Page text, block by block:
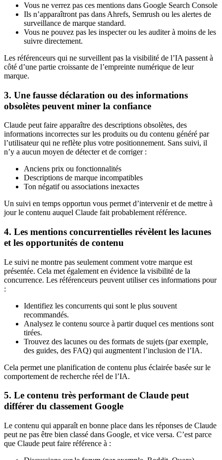
Vous ne verrez pas ces mentions dans Google Search Console
Ils n’apparaîtront pas dans Ahrefs, Semrush ou les alertes de
surveillance de marque standard.
Vous ne pouvez pas les inspecter ou les auditer à moins de les
suivre directement.
Les référenceurs qui ne surveillent pas la visibilité de l’IA passent à
côté d’une partie croissante de l’empreinte numérique de leur
marque.
3. Une fausse déclaration ou des informations
obsolètes peuvent miner la confiance
Claude peut faire apparaître des descriptions obsolètes, des
informations incorrectes sur les produits ou du contenu généré par
l’utilisateur qui ne reflète plus votre positionnement. Sans suivi, il
n’y a aucun moyen de détecter et de corriger :
Anciens prix ou fonctionnalités
Descriptions de marque incompatibles
Ton négatif ou associations inexactes
Un suivi en temps opportun vous permet d’intervenir et de mettre à
jour le contenu auquel Claude fait probablement référence.
4. Les mentions concurrentielles révèlent les lacunes
et les opportunités de contenu
Le suivi ne montre pas seulement comment votre marque est
présentée. Cela met également en évidence la visibilité de la
concurrence. Les référenceurs peuvent utiliser ces informations pour
:
Identifiez les concurrents qui sont le plus souvent
recommandés.
Analysez le contenu source à partir duquel ces mentions sont
tirées.
Trouvez des lacunes ou des formats de sujets (par exemple,
des guides, des FAQ) qui augmentent l’inclusion de l’IA.
Cela permet une planification de contenu plus éclairée basée sur le
comportement de recherche réel de l’IA.
5. Le contenu très performant de Claude peut
différer du classement Google
Le contenu qui apparaît en bonne place dans les réponses de Claude
peut ne pas être bien classé dans Google, et vice versa. C’est parce
que Claude peut faire référence à :